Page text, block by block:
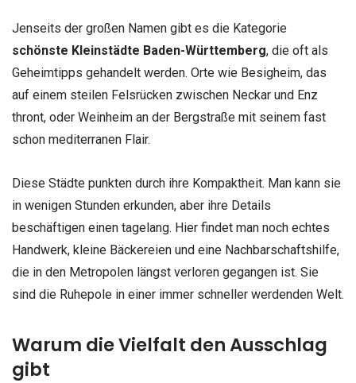
Jenseits der großen Namen gibt es die Kategorie
schönste Kleinstädte Baden-Württemberg, die oft als
Geheimtipps gehandelt werden. Orte wie Besigheim, das
auf einem steilen Felsrücken zwischen Neckar und Enz
thront, oder Weinheim an der Bergstraße mit seinem fast
schon mediterranen Flair.
Diese Städte punkten durch ihre Kompaktheit. Man kann sie
in wenigen Stunden erkunden, aber ihre Details
beschäftigen einen tagelang. Hier findet man noch echtes
Handwerk, kleine Bäckereien und eine Nachbarschaftshilfe,
die in den Metropolen längst verloren gegangen ist. Sie
sind die Ruhepole in einer immer schneller werdenden Welt.
Warum die Vielfalt den Ausschlag
gibt